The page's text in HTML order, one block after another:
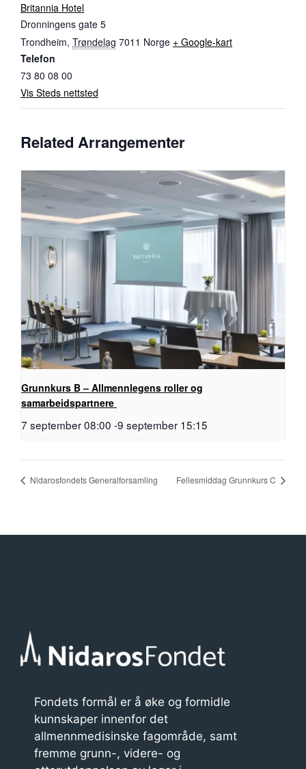
Britannia Hotel
Dronningens gate 5
Trondheim, Trøndelag 7011 Norge + Google-kart
Telefon
73 80 08 00
Vis Steds nettsted
Related Arrangementer
Grunnkurs B – Allmennlegens roller og
samarbeidspartnere
7 september 08:00 -9 september 15:15
Nidarosfondets Generalforsamling Fellesmiddag Grunnkurs C
Fondets formål er å øke og formidle
kunnskaper innenfor det
allmennmedisinske fagområde, samt
fremme grunn-, videre- og